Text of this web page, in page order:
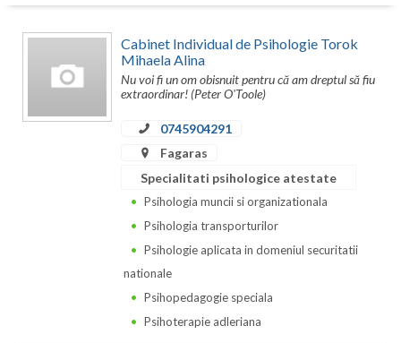
Bucuresti
Calarasi
Caras-Severin
Cabinet Individual de Psihologie Torok
Mihaela Alina
Nu voi fi un om obisnuit pentru că am dreptul să fiu
extraordinar! (Peter O'Toole)
0745904291
Fagaras
Specialitati psihologice atestate
Psihologia muncii si organizationala
Psihologia transporturilor
Psihologie aplicata in domeniul securitatii
nationale
Psihopedagogie speciala
Psihoterapie adleriana